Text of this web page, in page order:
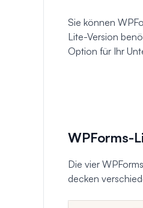
Sie können
Lite-Version
Option für Ihr
WPForms-
Die vier
decken